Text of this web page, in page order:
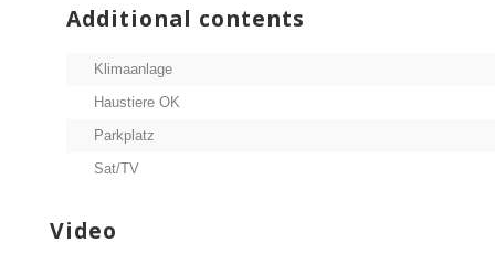
Additional contents
Klimaanlage
Haustiere OK
Parkplatz
Sat/TV
Video